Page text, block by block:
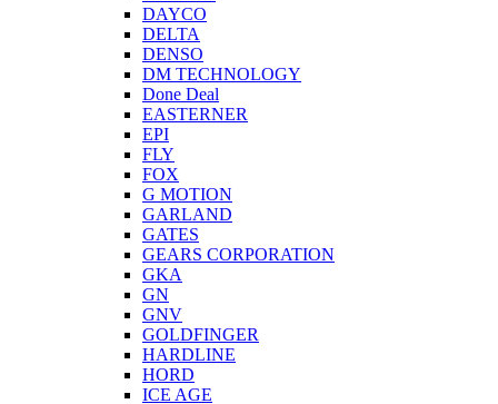
DAYCO
DELTA
DENSO
DM TECHNOLOGY
Done Deal
EASTERNER
EPI
FLY
FOX
G MOTION
GARLAND
GATES
GEARS CORPORATION
GKA
GN
GNV
GOLDFINGER
HARDLINE
HORD
ICE AGE